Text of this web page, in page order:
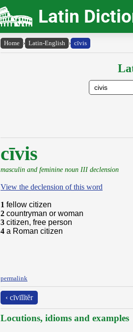
Latin
Home › Latin-English › cīvis
cīvis
masculin and feminine noun III declension
View the declension of this word
1 fellow citizen
2 countryman or woman
3 citizen, free person
4 a Roman citizen
permalink
‹ cīvīlĭtĕr
Locutions, idioms and examples